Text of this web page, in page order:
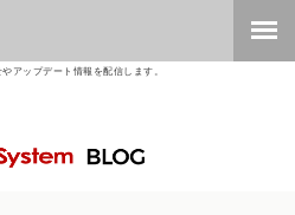
アップデート情報を配信します。